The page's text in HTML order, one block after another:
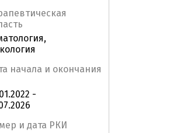
начала и окончания
-
и дата РКИ